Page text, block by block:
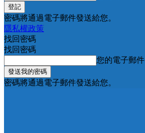
密碼將通過電子郵件發送給您。
隱私權政策
找回密碼
找回密碼
您的電子郵件
密碼將通過電子郵件發送給您。